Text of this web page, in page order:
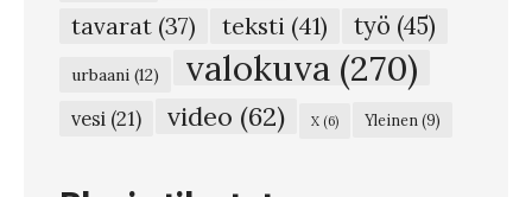
tavarat (37) teksti (41) työ (45)
urbaani (12) valokuva (270)
vesi (21) video (62) X (6) Yleinen (9)